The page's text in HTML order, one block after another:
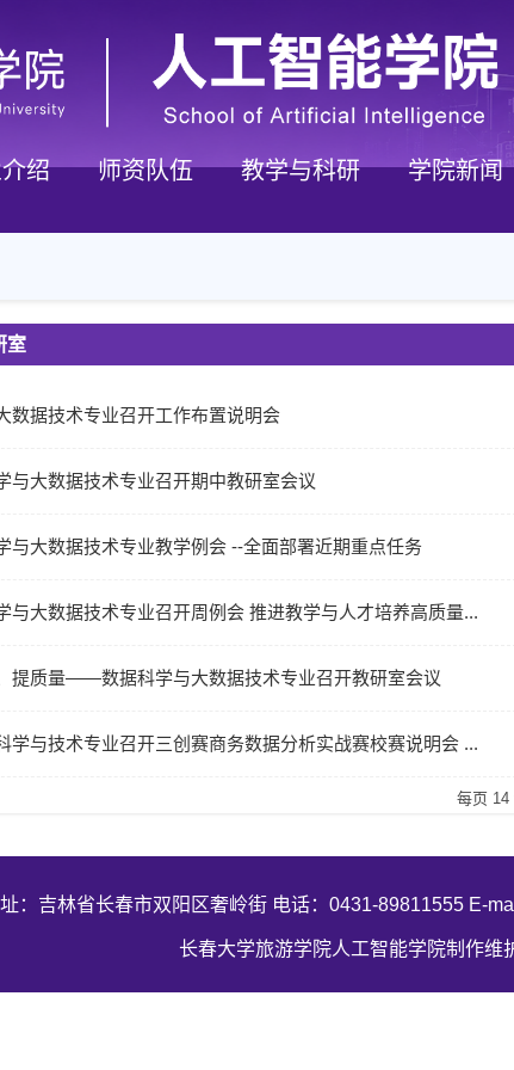
绍 师资队伍 教学与科研 学院新闻
室
数据技术专业召开工作布置说明会
与大数据技术专业召开期中教研室会议
与大数据技术专业教学例会 --全面部署近期重点任务
与大数据技术专业召开周例会 推进教学与人才培养高质量...
提质量——数据科学与大数据技术专业召开教研室会议
学与技术专业召开三创赛商务数据分析实战赛校赛说明会 ...
每页 14
：吉林省长春市双阳区奢岭街 电话：0431-89811555 E-
长春大学旅游学院人工智能学院制作维